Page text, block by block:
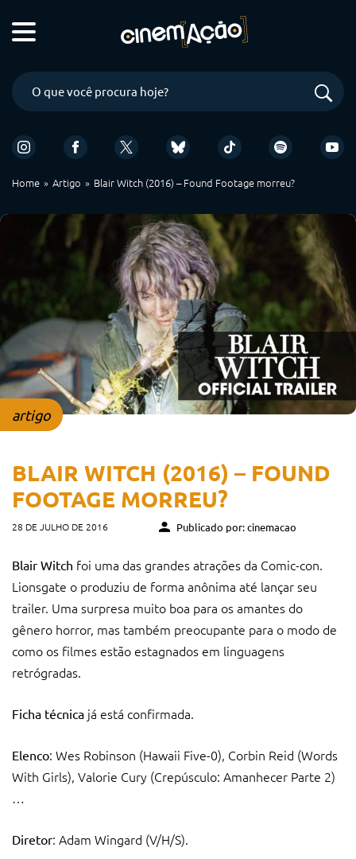
Home Artigo Blair Witch (2016) – Found Footage morreu?
artigo
BLAIR WITCH (2016) – FOUND
FOOTAGE MORREU?
28 DE JULHO DE 2016 Publicado por: cinemacao
Blair Witch foi uma das grandes atrações da Comic-con.
Lionsgate o produziu de forma anônima até lançar seu
trailer. Uma surpresa muito boa para os amantes do
gênero horror, mas também preocupante para o modo de
como os filmes estão estagnados em linguagens
retrógradas.
Ficha técnica já está confirmada.
Elenco: Wes Robinson (Hawaii Five-0), Corbin Reid (Words
With Girls), Valorie Cury (Crepúsculo: Amanhecer Parte 2)
…
Diretor: Adam Wingard (V/H/S).